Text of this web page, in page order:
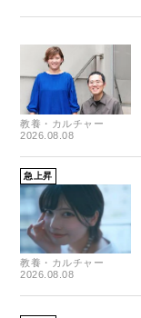
教養・カルチャー
2026.08.08
急上昇
教養・カルチャー
2026.08.08